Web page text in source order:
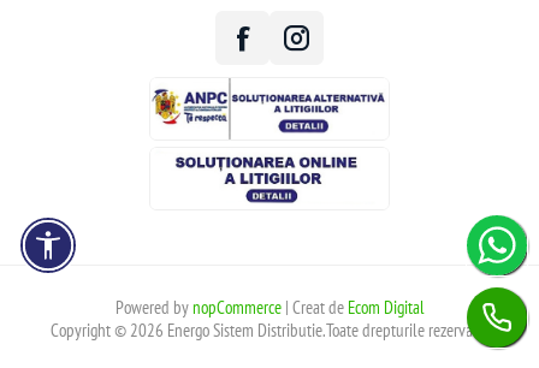
Powered bynopCommerce| Creat de Ecom Digital
Copyright © 2026 Energo Sistem Distributie.Toate drepturile rezervate.